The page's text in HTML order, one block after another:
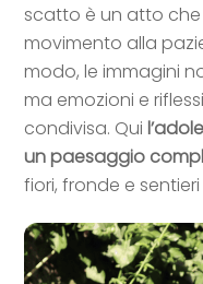
scatto è un atto che
movimento alla
modo, le immagini
ma emozioni e
condivisa. Qui
un paesaggio
fiori, fronde e